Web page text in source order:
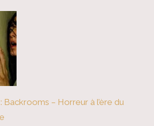
Backrooms – Horreur à l’ère du